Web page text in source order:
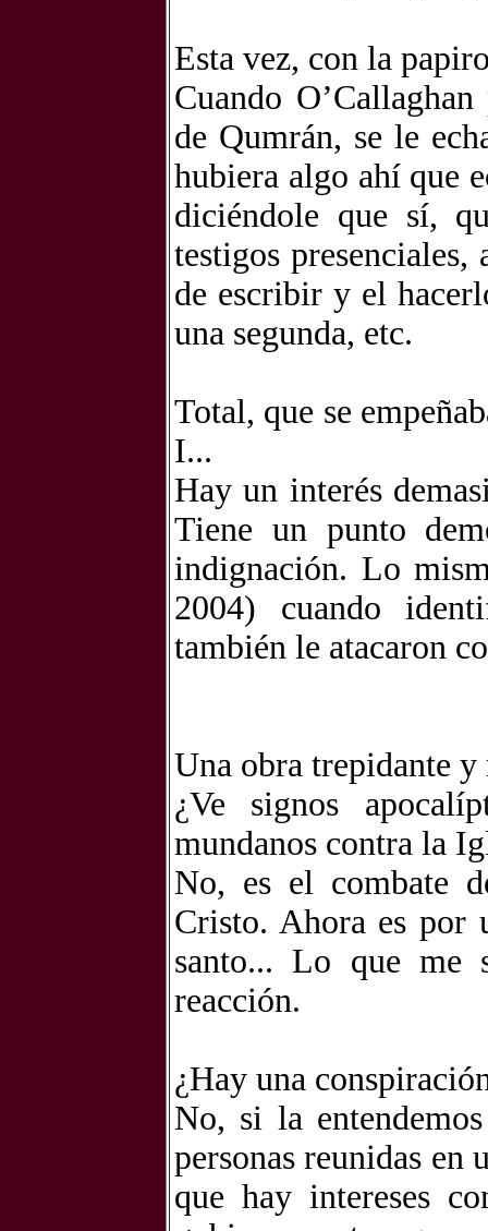
Esta vez, con la
Cuando
de Qumrán, se le
hubiera algo ahí que
diciéndole que sí,
testigos
de escribir y el
una segunda, etc.
Total, que se
I...
Hay un interés
Tiene un punto
indignación. Lo
2004) cuando
también le atacaron
Una obra trepidante
¿Ve signos
mundanos contra la
No, es el combate
Cristo. Ahora es por
santo... Lo que me
reacción.
¿Hay una
No, si la
personas reunidas
que hay intereses